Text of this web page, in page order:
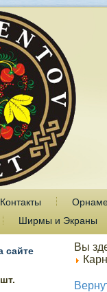
Контакты
Ширмы и Экраны
сайте
шт.
Вы